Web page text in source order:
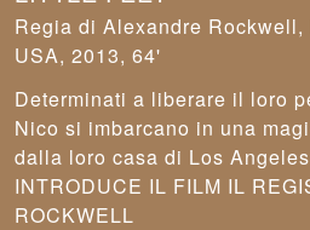
Alexandre Rockwell,
USA, 2013, 64'
Determinati a liberare il loro
Nico si imbarcano in una
dalla loro casa di Los
INTRODUCE IL FILM IL
ROCKWELL